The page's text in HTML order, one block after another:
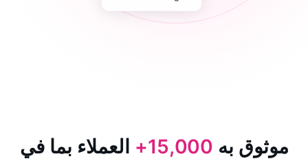
به15,000+ العملاء بما في